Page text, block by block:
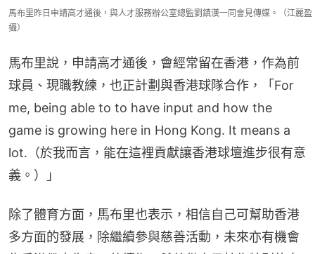
馬布里昨日申請高才通後，與人才服務辦公室總監劉鎮漢一同會見傳媒。（江麗盈
攝）
馬布里說，申請高才通後，會經常留在香港，作為前
球員、現職教練，也正計劃與香港球隊合作，「For
me, being able to to have input and how the
game is growing here in Hong Kong. It means a
lot.（於我而言，能在這裡貢獻讓香港球壇進步很有意
義。）」
除了體育方面，馬布里也表示，相信自己可幫助香港
多方面的發展，除繼續參與慈善活動，未來亦有機會